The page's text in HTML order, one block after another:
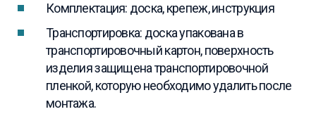
Комплектация: доска, крепеж, инструкция
Транспортировка: доска упакована в
транспортировочный картон, поверхность
изделия защищена транспортировочной
пленкой, которую необходимо удалить после
монтажа.